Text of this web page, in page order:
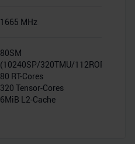
1665 MHz
80SM
(10240SP/320TMU/112ROP)
80 RT-Cores
320 Tensor-Cores
6MiB L2-Cache